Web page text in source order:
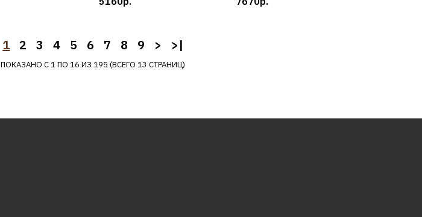
9938р.
ДОБАВИТЬ В ПОЖЕЛАНИЯ
1 2 3 4 5 6 7 8 9 > >|
ПОКАЗАНО С 1 ПО 16 ИЗ 195 (ВСЕГО 13 СТРАНИЦ)